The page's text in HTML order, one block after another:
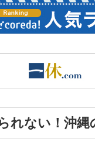
れない！沖縄